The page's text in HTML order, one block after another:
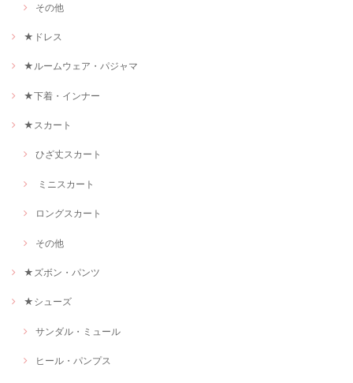
その他
★ドレス
★ルームウェア・パジャマ
★下着・インナー
★スカート
ひざ丈スカート
ミニスカート
ロングスカート
その他
★ズボン・パンツ
★シューズ
サンダル・ミュール
ヒール・パンプス